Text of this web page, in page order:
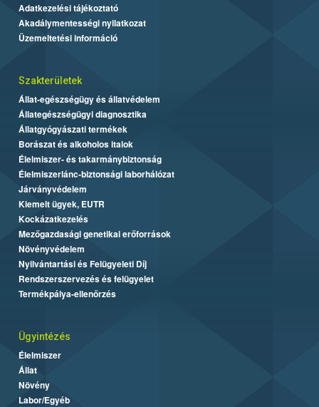
Adatkezelési tájékoztató
Akadálymentességi nyilatkozat
Üzemeltetési információ
Szakterületek
Állat-egészségügy és állatvédelem
Állategészségügyi diagnosztika
Állatgyógyászati termékek
Borászat és alkoholos italok
Élelmiszer- és takarmánybiztonság
Élelmiszerlánc-biztonsági laborhálózat
Járványvédelem
Kiemelt ügyek, EUTR
Kockázatkezelés
Mezőgazdasági genetikai erőforrások
Növényvédelem
Nyilvántartási és Felügyeleti Díj
Rendszerszervezés és felügyelet
Termékpálya-ellenőrzés
Ügyintézés
Élelmiszer
Állat
Növény
Labor/Egyéb